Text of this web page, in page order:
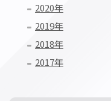
2020年
2019年
2018年
2017年